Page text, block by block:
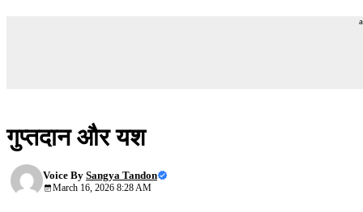
गुप्तदान और यश
Voice By Sangya Tandon
March 16, 2026 8:28 AM